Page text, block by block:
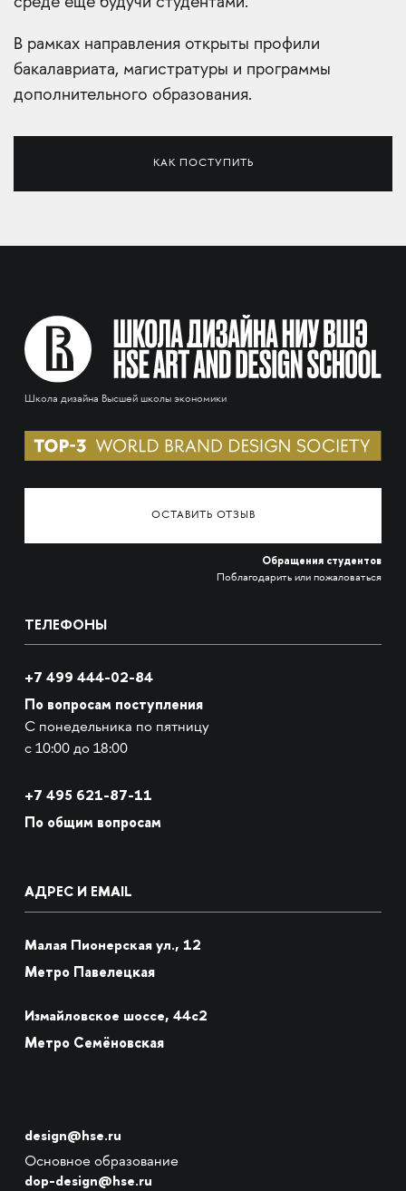
В рамках направления открыты профили
бакалавриата, магистратуры и программы
дополнительного образования.
КАК ПОСТУПИТЬ
Школа дизайна Высшей школы экономики
ОСТАВИТЬ ОТЗЫВ
Обращения студентов
Поблагодарить или пожаловаться
ТЕЛЕФОНЫ
+7 499 444-02-84
По вопросам поступления
С понедельника по пятницу
с 10:00 до 18:00
+7 495 621-87-11
По общим вопросам
АДРЕС И EMAIL
Малая Пионерская ул., 12
Метро Павелецкая
Измайловское шоссе, 44с2
Метро Семёновская
design@hse.ru
Основное образование
dop-design@hse.ru